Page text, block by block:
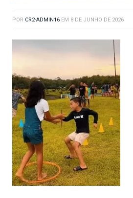
POR CR2-ADMIN16 EM 8 DE JUNHO DE 2026